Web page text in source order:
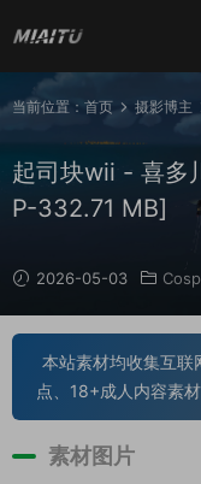
当前位置： 首页 摄影博主
起司块wii - 喜多
P-332.71 MB]
2026-05-03
本站素材均收集互联
点、18+成人内容素
素材图片